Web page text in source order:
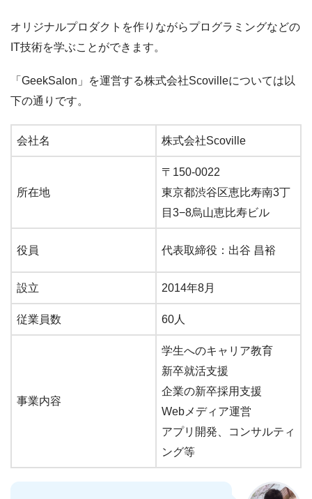
オリジナルプロダクトを作りながらプログラミングなどの
IT技術を学ぶことができます。
「GeekSalon」を運営する株式会社Scovilleについては以
下の通りです。
会社名 株式会社Scoville
所在地
〒150-0022
東京都渋谷区恵比寿南3丁
目3−8烏山恵比寿ビル
役員 代表取締役：出谷 昌裕
設立 2014年8月
従業員数 60人
事業内容
学生へのキャリア教育
新卒就活支援
企業の新卒採用支援
Webメディア運営
アプリ開発、コンサルティ
ング等